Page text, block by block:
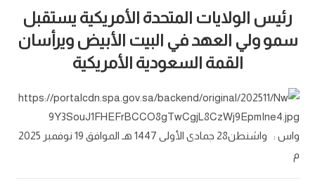
رئيس الولايات المتحدة الأمريكية يستقبل
سمو ولي العهد في البيت الأبيض ويرأسان
القمة السعودية الأمريكية
واس : واشنطن28 جمادى الأولى 1447 هـ الموافق 19 نوفمبر 2025
م